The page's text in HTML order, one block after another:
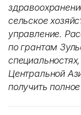
сельское
управление.
по грантам
Центральной
получить